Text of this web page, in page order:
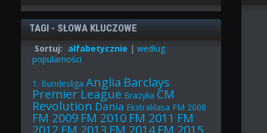
TAGI - SŁOWA KLUCZOWE
Sortuj: alfabetycznie |według
popularności
1. Bundesliga Anglia Barclays
Premier League Brazylia CM
Revolution Dania Ekstraklasa FM 2008
FM 2009 FM 2010 FM 2011 FM
2012 FM 2013 FM 2014 FM 2015